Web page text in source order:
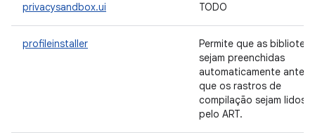
privacysandbox.ui TODO
profileinstaller
Permite que as
sejam preenchidas
automaticamente antes
que os rastros de
compilação sejam lidos
pelo ART.